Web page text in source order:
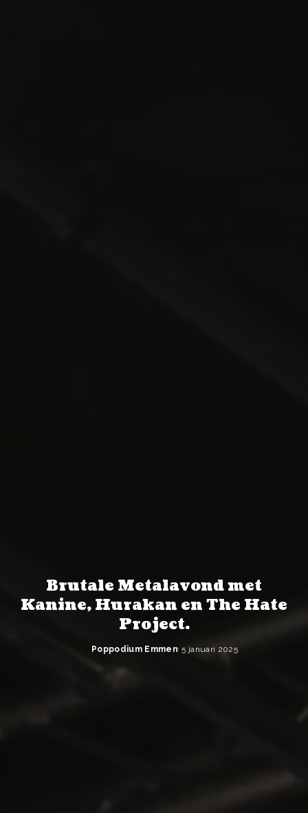
Brutale Metalavond met
Kanine, Hurakan en The Hate
Project.
Posted
Poppodium Emmen 5 januari 2025